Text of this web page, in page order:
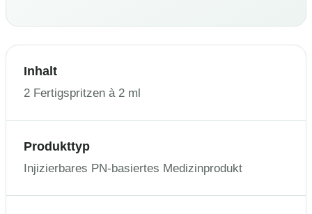
Inhalt
2 Fertigspritzen à 2 ml
Produkttyp
Injizierbares PN-basiertes Medizinprodukt